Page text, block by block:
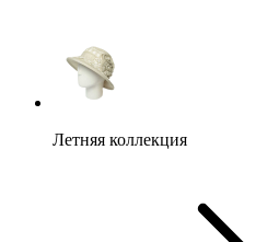
Летняя коллекция